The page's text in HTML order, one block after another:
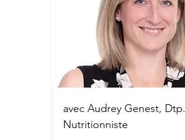
avec Audrey Genest, Dtp.
Nutritionniste